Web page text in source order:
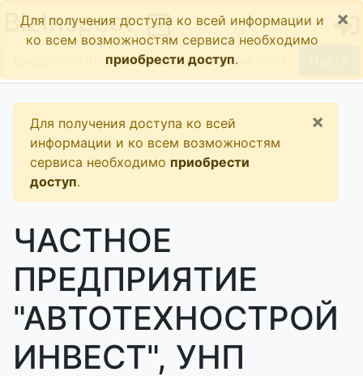
BizInspect
Для получения доступа ко всей информации и
ко всем возможностям сервиса необходимо
приобрести доступ.
×
Для получения доступа ко всей
информации и ко всем возможностям
сервиса необходимо приобрести
доступ.
×
ЧАСТНОЕ
ПРЕДПРИЯТИЕ
"АВТОТЕХНОСТРОЙ
ИНВЕСТ", УНП